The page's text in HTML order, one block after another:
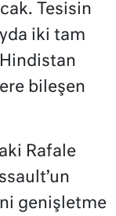
Tesisin
iki tam
bileşen
Rafale
genişletme